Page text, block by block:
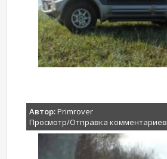
Автор:Primrover
Просмотр/Отправка комментариев